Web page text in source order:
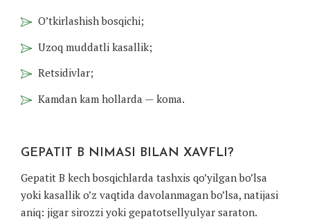
O’tkirlashish bosqichi;
Uzoq muddatli kasallik;
Retsidivlar;
Kamdan kam hollarda — koma.
GEPATIT B NIMASI BILAN XAVFLI?
Gepatit B kech bosqichlarda tashxis qo’yilgan bo’lsa
yoki kasallik o’z vaqtida davolanmagan bo’lsa, natijasi
aniq: jigar sirozzi yoki gepatotsellyulyar saraton.